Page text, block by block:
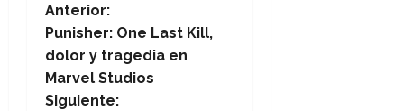
N
a
v
Anterior:
Punisher: One Last Kill,
dolor y tragedia en
Marvel Studios
Siguiente: